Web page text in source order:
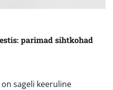
parimad sihtkohad
sageli keeruline